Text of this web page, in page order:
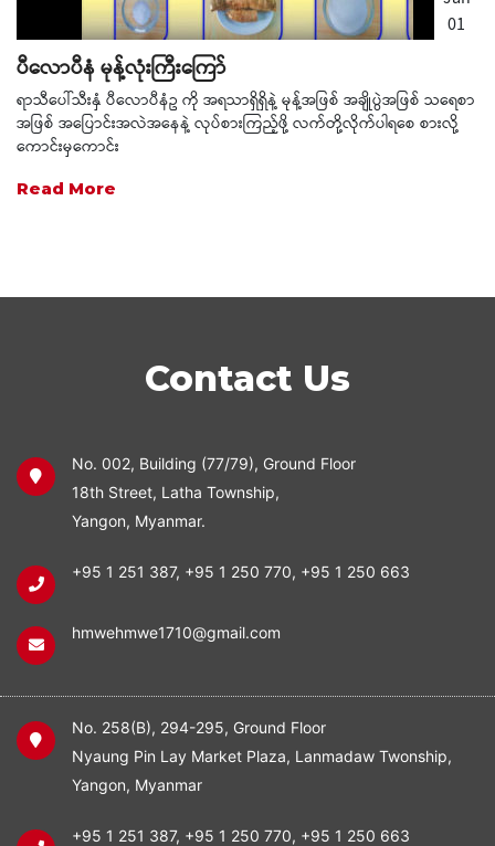
01
ပီလောပီနံ မုန့်လုံးကြီးကြော်
ရာသီပေါ်သီးနှံ ပီလောပီနံဥ ကို အရသာရှိရှိနဲ့ မုန့်အဖြစ် အချိုပွဲအဖြစ် သရေစာ
အဖြစ် အပြောင်းအလဲအနေနဲ့ လုပ်စားကြည့်ဖို့ လက်တို့လိုက်ပါရစေ စားလို့
ကောင်းမှကောင်း
Read More
Contact Us
No. 002, Building (77/79), Ground Floor
18th Street, Latha Township,
Yangon, Myanmar.
+95 1 251 387, +95 1 250 770, +95 1 250 663
hmwehmwe1710@gmail.com
No. 258(B), 294-295, Ground Floor
Nyaung Pin Lay Market Plaza, Lanmadaw Twonship,
Yangon, Myanmar
+95 1 251 387, +95 1 250 770, +95 1 250 663